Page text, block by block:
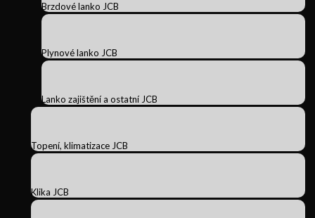
Brzdové lanko JCB
Plynové lanko JCB
Lanko zajištění a ostatní JCB
Topení, klimatizace JCB
Klika JCB